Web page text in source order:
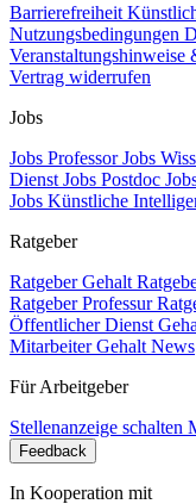
Barrierefreiheit
Nutzungsbedingungen
Veranstaltungshinweise
Vertrag widerrufen
Jobs
Jobs ProfessorJobs
Dienst Jobs Postdoc
Jobs Künstliche
Ratgeber
Ratgeber Gehalt
Ratgeber Professur
Öffentlicher Dienst
Mitarbeiter Gehalt News
Für Arbeitgeber
Stellenanzeige schalten
Feedback
In Kooperation mit